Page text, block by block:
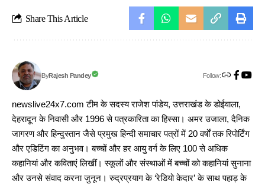
Share This Article
ByRajesh Pandey Follow:
newslive24x7.com टीम के सदस्य राजेश पांडेय, उत्तराखंड के डोईवाला,
देहरादून के निवासी और 1996 से पत्रकारिता का हिस्सा। अमर उजाला, दैनिक
जागरण और हिन्दुस्तान जैसे प्रमुख हिन्दी समाचार पत्रों में 20 वर्षों तक रिपोर्टिंग
और एडिटिंग का अनुभव। बच्चों और हर आयु वर्ग के लिए 100 से अधिक
कहानियां और कविताएं लिखीं। स्कूलों और संस्थाओं में बच्चों को कहानियां सुनाना
और उनसे संवाद करना जुनून। रुद्रप्रयाग के ‘रेडियो केदार’ के साथ पहाड़ के